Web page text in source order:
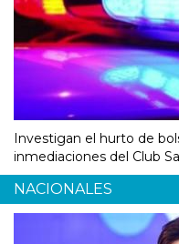
Investigan el hurto de
inmediaciones del Club
NACIONALES